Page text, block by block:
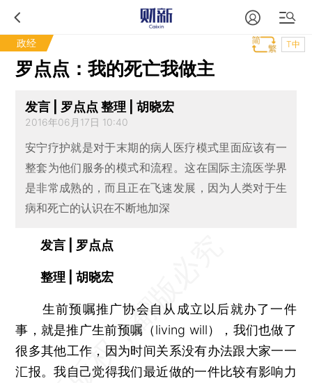
政经 T中
罗点点：我的死亡我做主
发言 | 罗点点 整理 | 胡晓宏
2016年06月17日 10:40
安宁疗护就是对于末期的病人医疗模式里面应该有一
整套为他们服务的模式和流程。这在国际主流医学界
是非常成熟的，而且正在飞速发展，因为人类对于生
病和死亡的认识在不断地加深
发言 | 罗点点
整理 | 胡晓宏
生前预嘱推广协会自从成立以后就办了一件
事，就是推广生前预嘱（living will），我们也做了
很多其他工作，因为时间关系没有办法跟大家一一
汇报。我自己觉得我们最近做的一件比较有影响力